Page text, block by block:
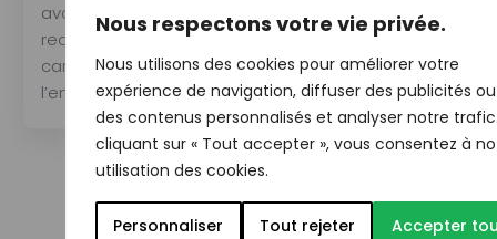
Nous respectons votre vie privée.
Nous utilisons des cookies pour améliorer votre
expérience de navigation, diffuser des publicités ou
des contenus personnalisés et analyser notre
cliquant sur « Tout accepter », vous consentez à
utilisation des cookies.
Personnaliser Tout rejeter Accepter
avant les emplois en pénurie peut améliorer le
recrutement en présentant les opportunités de
carrière et en renforçant l’image positive de
l’entreprise.